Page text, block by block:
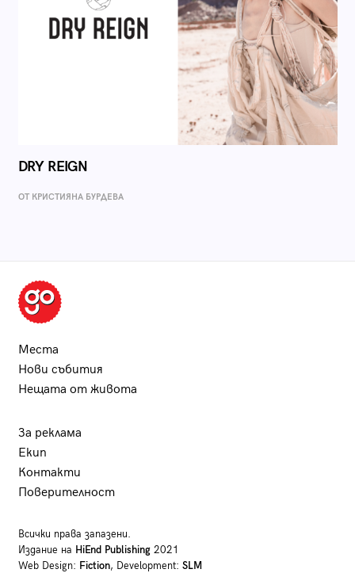
DRY REIGN
ОТ КРИСТИЯНА БУРДЕВА
Места
Нови събития
Нещата от живота
За реклама
Екип
Контакти
Поверителност
Всички права запазени.
Издание на HiEnd Publishing2021
Web Design: Fiction, Development: SLM